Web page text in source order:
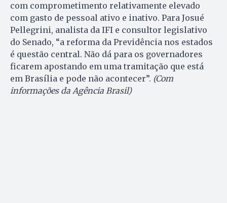
com comprometimento relativamente elevado
com gasto de pessoal ativo e inativo. Para Josué
Pellegrini, analista da IFI e consultor legislativo
do Senado, “a reforma da Previdência nos estados
é questão central. Não dá para os governadores
ficarem apostando em uma tramitação que está
em Brasília e pode não acontecer”. (Com
informações da Agência Brasil)